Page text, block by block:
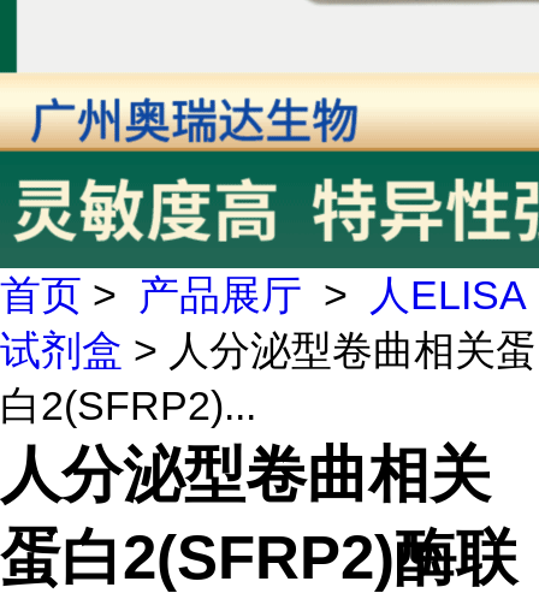
首页 > 产品展厅 >
人ELISA
试剂盒 > 人分泌型卷曲相关蛋
白2(SFRP2)...
人分泌型卷曲相关
蛋白2(SFRP2)酶联